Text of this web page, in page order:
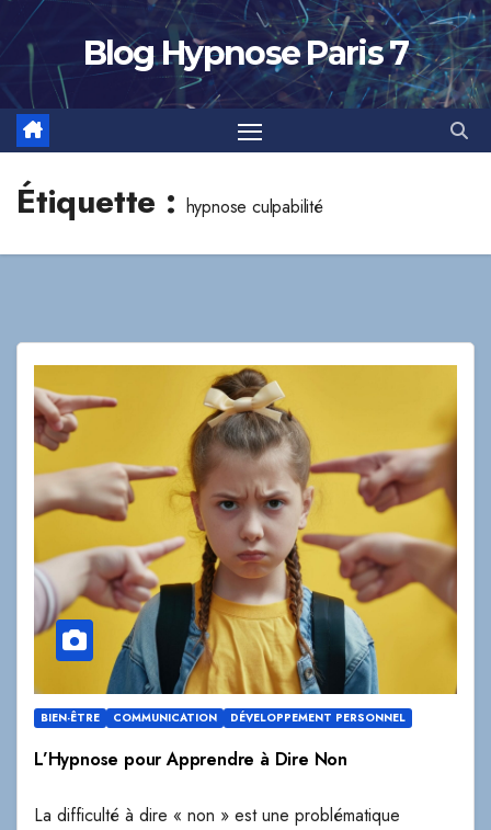
Skip
content
Blog Hypnose Paris 7
Étiquette : hypnose culpabilité
BIEN-ÊTRE COMMUNICATION DÉVELOPPEMENT PERSONNEL
L’Hypnose pour Apprendre à Dire Non
La difficulté à dire « non » est une problématique